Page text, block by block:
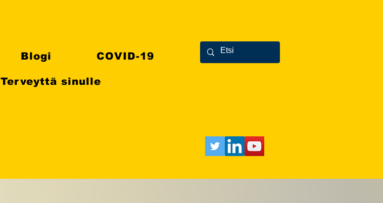
Blogi COVID-19
Terveyttä sinulle